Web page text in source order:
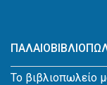
Το βιβλιοπωλείο